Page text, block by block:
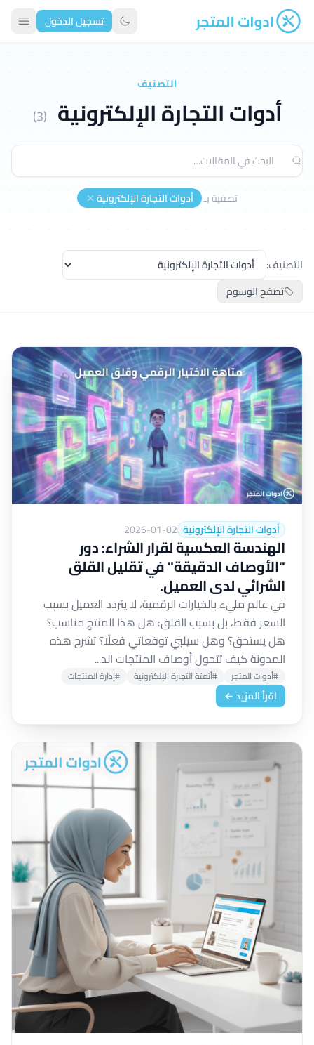
ادوات المتجر تبديل الوضع الداكن
تسجيل الدخول
التصنيف
أدوات التجارة الإلكترونية (3)
تصفية بـ: أدوات التجارة الإلكترونية
التصنيف:
تصفح الوسوم
أدوات التجارة الإلكترونية 2026-01-02
الهندسة العكسية لقرار الشراء: دور
"الأوصاف الدقيقة" في تقليل القلق
الشرائي لدى العميل.
في عالم مليء بالخيارات الرقمية، لا يتردد العميل بسبب
السعر فقط، بل بسبب القلق: هل هذا المنتج مناسب؟
هل يستحق؟ وهل سيلبي توقعاتي فعلًا؟ تشرح هذه
المدونة كيف تتحول أوصاف المنتجات الد...
#أدوات المتجر #أتمتة التجارة الإلكترونية #إدارة المنتجات
اقرأ المزيد ←